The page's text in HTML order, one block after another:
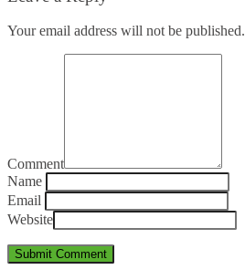
Your email address will not be published.
Comment
Name
Email
Website